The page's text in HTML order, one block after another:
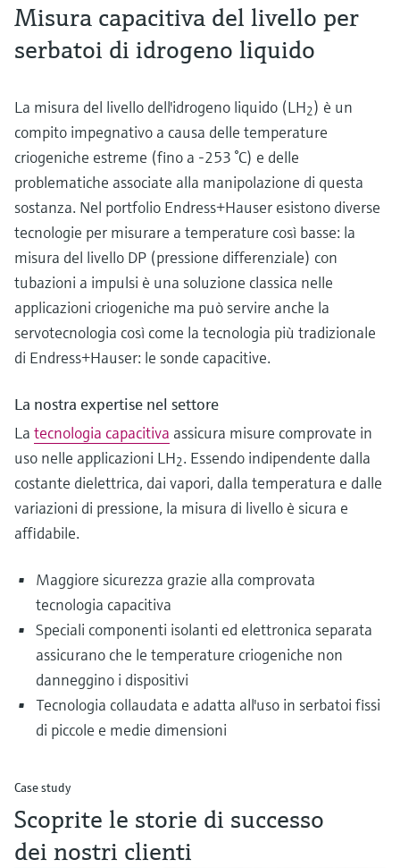
Misura capacitiva del livello per
serbatoi di idrogeno liquido
La misura del livello dell'idrogeno liquido (LH2) è un
compito impegnativo a causa delle temperature
criogeniche estreme (fino a -253 °C) e delle
problematiche associate alla manipolazione di questa
sostanza. Nel portfolio Endress+Hauser esistono diverse
tecnologie per misurare a temperature così basse: la
misura del livello DP (pressione differenziale) con
tubazioni a impulsi è una soluzione classica nelle
applicazioni criogeniche ma può servire anche la
servotecnologia così come la tecnologia più tradizionale
di Endress+Hauser: le sonde capacitive.
La nostra expertise nel settore
La tecnologia capacitiva assicura misure comprovate in
uso nelle applicazioni LH2. Essendo indipendente dalla
costante dielettrica, dai vapori, dalla temperatura e dalle
variazioni di pressione, la misura di livello è sicura e
affidabile.
Maggiore sicurezza grazie alla comprovata
tecnologia capacitiva
Speciali componenti isolanti ed elettronica separata
assicurano che le temperature criogeniche non
danneggino i dispositivi
Tecnologia collaudata e adatta all'uso in serbatoi fissi
di piccole e medie dimensioni
Case study
Scoprite le storie di successo
dei nostri clienti